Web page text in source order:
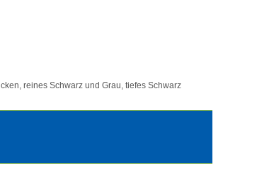
reines Schwarz und Grau, tiefes Schwarz